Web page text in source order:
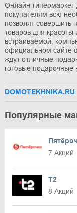
Онлайн-гипермаркет
покупателям всю
позволят совершить
товаров для красоты
встраиваемой,
официальном сайте
ждут отличные
готовые подарочные
DOMOTEKHNIKA.RU
Популярные
7 Акций
T2
8 Акций